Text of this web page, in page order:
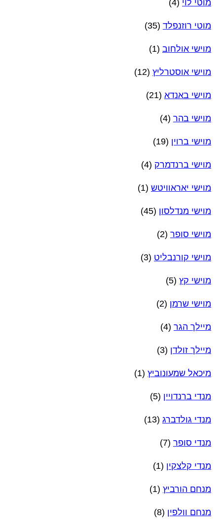
מוטי לוי (4)
מוטי רוזנפלד (35)
מוישי אולחוב (1)
מוישי אוסטרליץ (12)
מוישי באנדא (21)
מוישי בהר (4)
מוישי ברוין (19)
מוישי ברנדמרק (4)
מוישי יאראוויטש (1)
מוישי מנדלסון (45)
מוישי סופר (2)
מוישי קורנבליט (3)
מוישי קץ (5)
מוישי שרמן (2)
מיילך הגר (4)
מיילך זולדן (3)
מיכאל שמעונוביץ (1)
מנדי ברנדויין (5)
מנדי גולדברג (13)
מנדי סופר (7)
מנדי קלצקין (1)
מנחם הורביץ (1)
מנחם וולפין (8)